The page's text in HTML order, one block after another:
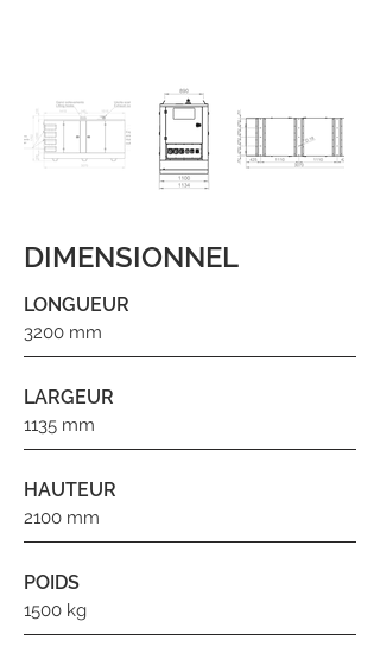
DIMENSIONNEL
LONGUEUR
3200 mm
LARGEUR
1135 mm
HAUTEUR
2100 mm
POIDS
1500 kg